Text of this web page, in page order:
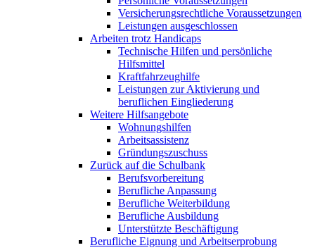
Versicherungsrechtliche Voraussetzungen
Leistungen ausgeschlossen
Arbeiten trotz Handicaps
Technische Hilfen und persönliche
Hilfsmittel
Kraftfahrzeughilfe
Leistungen zur Aktivierung und
beruflichen Eingliederung
Weitere Hilfsangebote
Wohnungshilfen
Arbeitsassistenz
Gründungszuschuss
Zurück auf die Schulbank
Berufsvorbereitung
Berufliche Anpassung
Berufliche Weiterbildung
Berufliche Ausbildung
Unterstützte Beschäftigung
Berufliche Eignung und Arbeitserprobung